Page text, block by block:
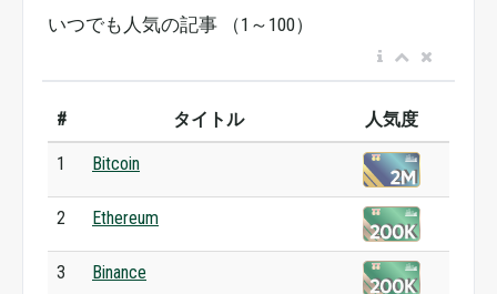
いつでも人気の記事 （1～100）
# タイトル 人気度
1 Bitcoin
2 Ethereum
3 Binance